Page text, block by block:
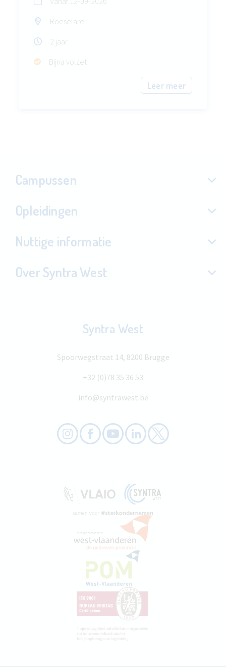
Roeselare
2 jaar
Bijna volzet
Leer meer
Campussen
Opleidingen
Nuttige informatie
Over Syntra West
Syntra West
Spoorwegstraat 14, 8200 Brugge
+32 (0)78 35 36 53
info@syntrawest.be